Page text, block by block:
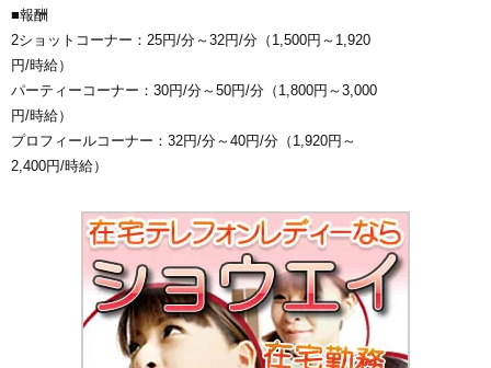
■報酬
2ショットコーナー：25円/分～32円/分（1,500円～1,920
円/時給）
パーティーコーナー：30円/分～50円/分（1,800円～3,000
円/時給）
プロフィールコーナー：32円/分～40円/分（1,920円～
2,400円/時給）